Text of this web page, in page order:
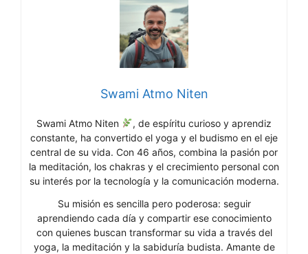
Swami Atmo Niten
Swami Atmo Niten
, de espíritu curioso y aprendiz
constante, ha convertido el yoga y el budismo en el eje
central de su vida. Con 46 años, combina la pasión por
la meditación, los chakras y el crecimiento personal con
su interés por la tecnología y la comunicación moderna.
Su misión es sencilla pero poderosa: seguir
aprendiendo cada día y compartir ese conocimiento
con quienes buscan transformar su vida a través del
yoga, la meditación y la sabiduría budista. Amante de